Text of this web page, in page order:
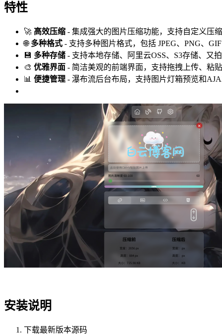
特性
🚀 高效压缩 - 集成强大的图片压缩功能，支持自定义压
🌐多种格式 - 支持多种图片格式，包括 JPEG、PNG、
💾 多种存储 - 支持本地存储、阿里云OSS、S3存储、又
🎨 优雅界面 - 简洁美观的前端界面，支持拖拽上传、粘
📊 便捷管理 - 瀑布流后台布局，支持图片灯箱预览和
安装说明
下载最新版本源码